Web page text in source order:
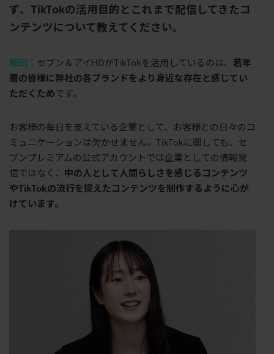
ず、
TikTokの活用目的とこれまで配信してきたコ
ンテンツについて教えてください。
飯田： セブン＆アイ HDが TikTok を活用しているのは、 若年
層の皆様に弊社の各ブランドをより身近な存在と感じてい
ただくため です。
お客様の毎日を支えている企業として、お客様との日々のコ
ミュニケーションは欠かせません。 TikTok に関しても、セ
ブンプレミアムの公式アカウントでは企業としての情報発
信ではなく、 中の人として人間らしさを感じるコンテンツ
やTikTokの流行を捉えたコンテンツを制作するように心が
けています。